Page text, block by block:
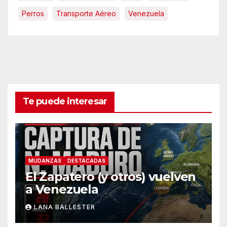
Perros Transporte Aéreo Venezuela
Te puede interesar
MUDANZAS DESTACADAS
El Zapatero (y otros) vuelven
a Venezuela
LANA BALLESTER